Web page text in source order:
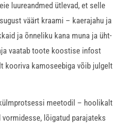
luureandmed ütlevad, et selle
väärt kraami – kaerajahu ja
ja õnneliku kana muna ja üht-
vaatab toote koostise infost
kooriva kamoseebiga võib julgelt
meetodil – hoolikalt
lõigatud parajateks